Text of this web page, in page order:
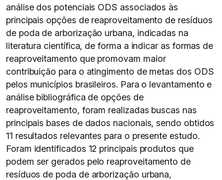
análise dos potenciais ODS associados às
principais opções de reaproveitamento de resíduos
de poda de arborização urbana, indicadas na
literatura científica, de forma a indicar as formas de
reaproveitamento que promovam maior
contribuição para o atingimento de metas dos ODS
pelos municípios brasileiros. Para o levantamento e
análise bibliográfica de opções de
reaproveitamento, foram realizadas buscas nas
principais bases de dados nacionais, sendo obtidos
11 resultados relevantes para o presente estudo.
Foram identificados 12 principais produtos que
podem ser gerados pelo reaproveitamento de
resíduos de poda de arborização urbana,